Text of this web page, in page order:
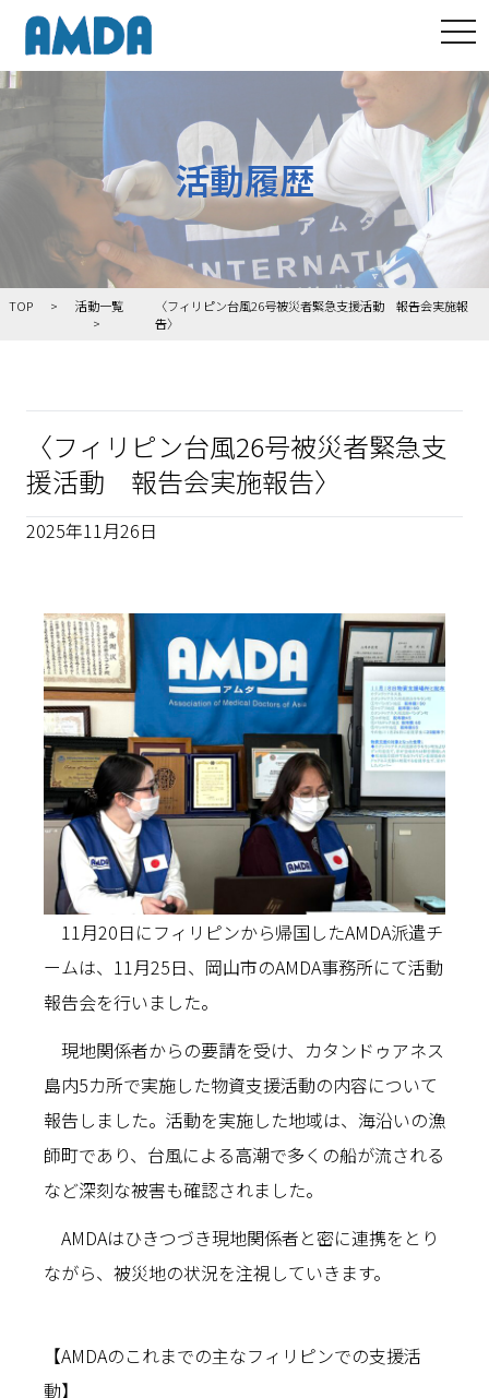
活動履歴
TOP 活動一覧
〈フィリピン台風26号被災者緊急支援活動 報告会実施報
告〉
〈フィリピン台風26号被災者緊急支
援活動 報告会実施報告〉
2025年11月26日
11月20日にフィリピンから帰国したAMDA派遣チ
ームは、11月25日、岡山市のAMDA事務所にて活動
報告会を行いました。
現地関係者からの要請を受け、カタンドゥアネス
島内5カ所で実施した物資支援活動の内容について
報告しました。活動を実施した地域は、海沿いの漁
師町であり、台風による高潮で多くの船が流される
など深刻な被害も確認されました。
AMDAはひきつづき現地関係者と密に連携をとり
ながら、被災地の状況を注視していきます。
【AMDAのこれまでの主なフィリピンでの支援活
動】